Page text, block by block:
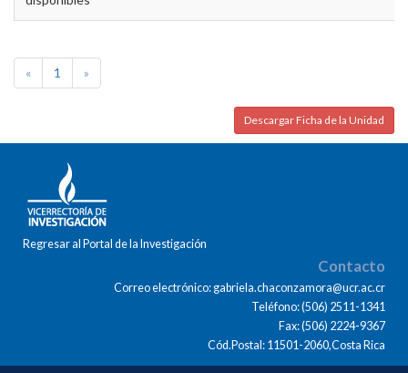
« 1 »
Descargar Ficha de la Unidad
Regresar al Portal de la Investigación
Contacto
Correo electrónico: gabriela.chaconzamora@ucr.ac.cr
Teléfono: (506) 2511-1341
Fax: (506) 2224-9367
Cód.Postal: 11501-2060,Costa Rica